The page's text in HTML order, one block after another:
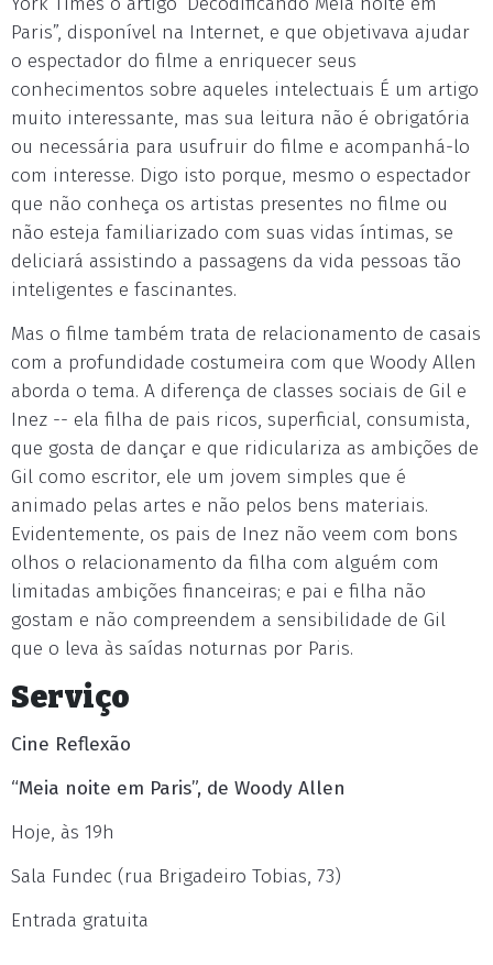
Paris”, disponível na Internet, e que objetivava ajudar
o espectador do filme a enriquecer seus
conhecimentos sobre aqueles intelectuais É um artigo
muito interessante, mas sua leitura não é obrigatória
ou necessária para usufruir do filme e acompanhá-lo
com interesse. Digo isto porque, mesmo o espectador
que não conheça os artistas presentes no filme ou
não esteja familiarizado com suas vidas íntimas, se
deliciará assistindo a passagens da vida pessoas tão
inteligentes e fascinantes.
Mas o filme também trata de relacionamento de casais
com a profundidade costumeira com que Woody Allen
aborda o tema. A diferença de classes sociais de Gil e
Inez -- ela filha de pais ricos, superficial, consumista,
que gosta de dançar e que ridiculariza as ambições de
Gil como escritor, ele um jovem simples que é
animado pelas artes e não pelos bens materiais.
Evidentemente, os pais de Inez não veem com bons
olhos o relacionamento da filha com alguém com
limitadas ambições financeiras; e pai e filha não
gostam e não compreendem a sensibilidade de Gil
que o leva às saídas noturnas por Paris.
Serviço
Cine Reflexão
“Meia noite em Paris”, de Woody Allen
Hoje, às 19h
Sala Fundec (rua Brigadeiro Tobias, 73)
Entrada gratuita